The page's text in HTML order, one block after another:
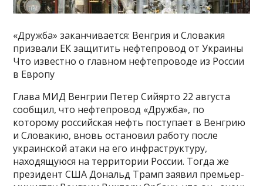
«Дружба» заканчивается: Венгрия и Словакия
призвали ЕК защитить нефтепровод от Украины
Что известно о главном нефтепроводе из России
в Европу
Глава МИД Венгрии Петер Сийярто 22 августа
сообщил, что нефтепровод «Дружба», по
которому российская нефть поступает в Венгрию
и Словакию, вновь остановил работу после
украинской атаки на его инфраструктуру,
находящуюся на территории России. Тогда же
президент США Дональд Трамп заявил премьер-